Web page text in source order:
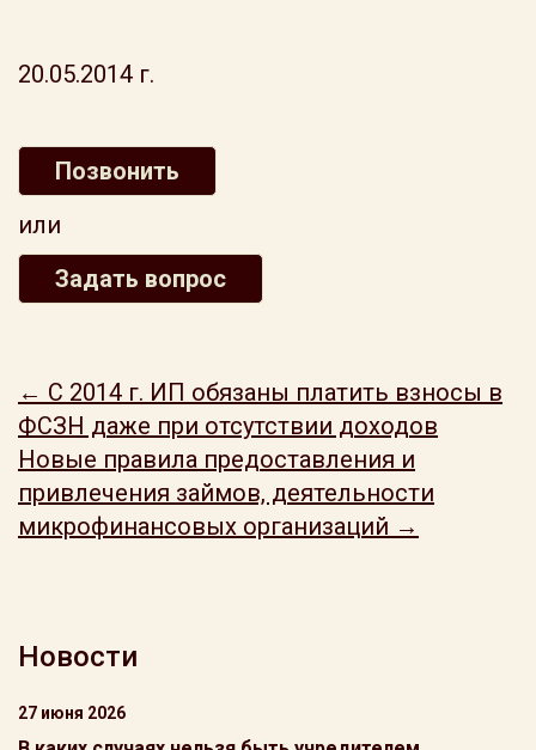
20.05.2014 г.
Позвонить
или
Задать вопрос
← С 2014 г. ИП обязаны платить взносы в
ФСЗН даже при отсутствии доходов
Новые правила предоставления и
привлечения займов, деятельности
микрофинансовых организаций →
Новости
27 июня 2026